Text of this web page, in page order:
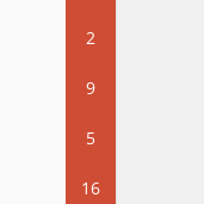
2
9
5
16